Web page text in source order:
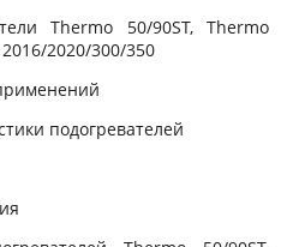
Thermo 50/90ST, Thermo
2020/300/350
подогревателей